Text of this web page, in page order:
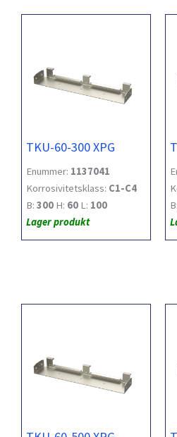
TKU-60-300 XPG
Enummer: 1137041
Korrosivitetsklass: C1-C4
B: 300 H: 60 L: 100
Lager produkt
B: